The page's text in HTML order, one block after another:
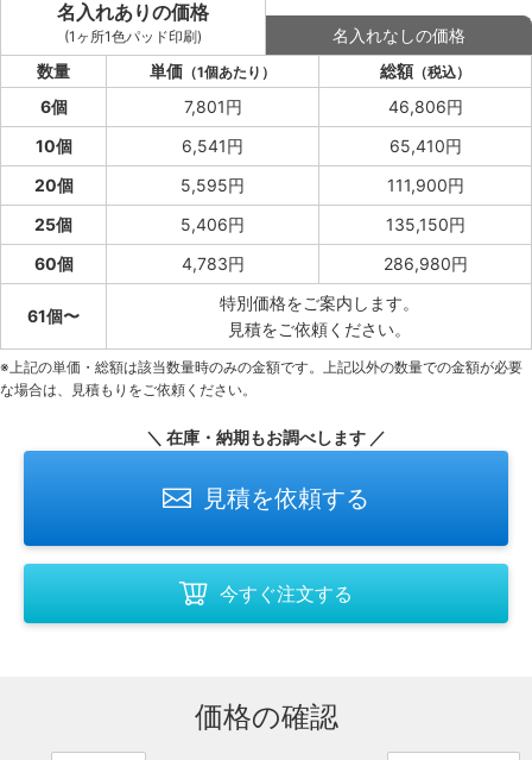
名入れありの価格
(1ヶ所1色パッド印刷)
名入れなしの価格
数量
単価 （1個あたり） 総額 （税込）
6個 7,801円
46,806円
10個
6,541円
65,410円
20個
5,595円
111,900円
25個
5,406円
135,150円
60個
4,783円 286,980円
61個〜
特別価格をご案内します。
見積をご依頼ください。
※上記の単価・総額は該当数量時のみの金額です。上記以外の数量での金額が必要
な場合は、見積もりをご依頼ください。
＼ 在庫・納期もお調べします ／
見積を依頼する
今すぐ注文する
価格の確認